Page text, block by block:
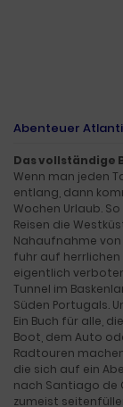
Abenteuer
Das vollständige
Wenn man jeden
entlang, dann
Wochen Urlaub.
Reisen die
Nahaufnahme von
fuhr auf herrlichen
eigentlich
Tunnel im
Süden Portugals.
Ein Buch für alle,
Boot, dem Auto
Radtouren
die sich auf ein
nach Santiago de
zumeist